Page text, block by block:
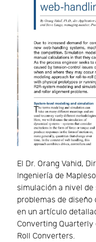
El Dr. Orang Vahid,
Ingeniería de
simulación a nivel
problemas de diseño
en un artículo
Converting
Roll Converters.